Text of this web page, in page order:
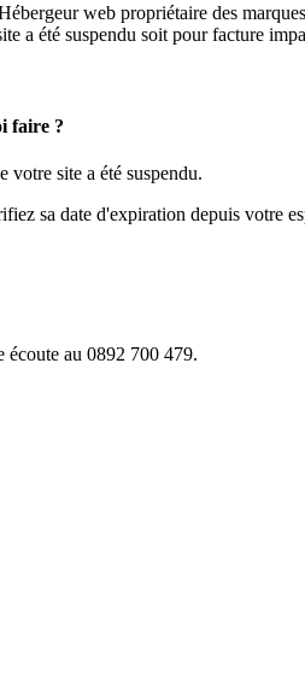
web propriétaire des
a été suspendu soit pour facture
faire ?
votre site a été suspendu.
sa date d'expiration depuis votre
écoute au 0892 700 479.